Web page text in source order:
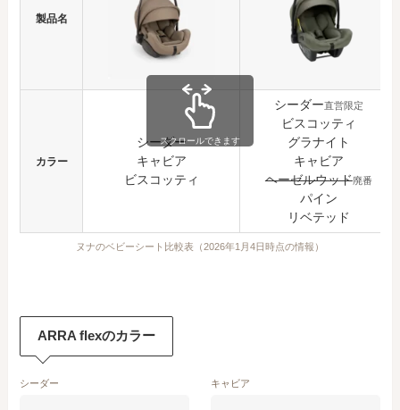
製品名
カラー
シーダー
キャビア
ビスコッティ
シーダー直営限定
ビスコッティ
グラナイト
キャビア
ヘーゼルウッド廃番
パイン
リベテッド
ヌナのベビーシート比較表（2026年1月4日時点の情報）
スクロールできます
ARRA flexのカラー
シーダー キャビア